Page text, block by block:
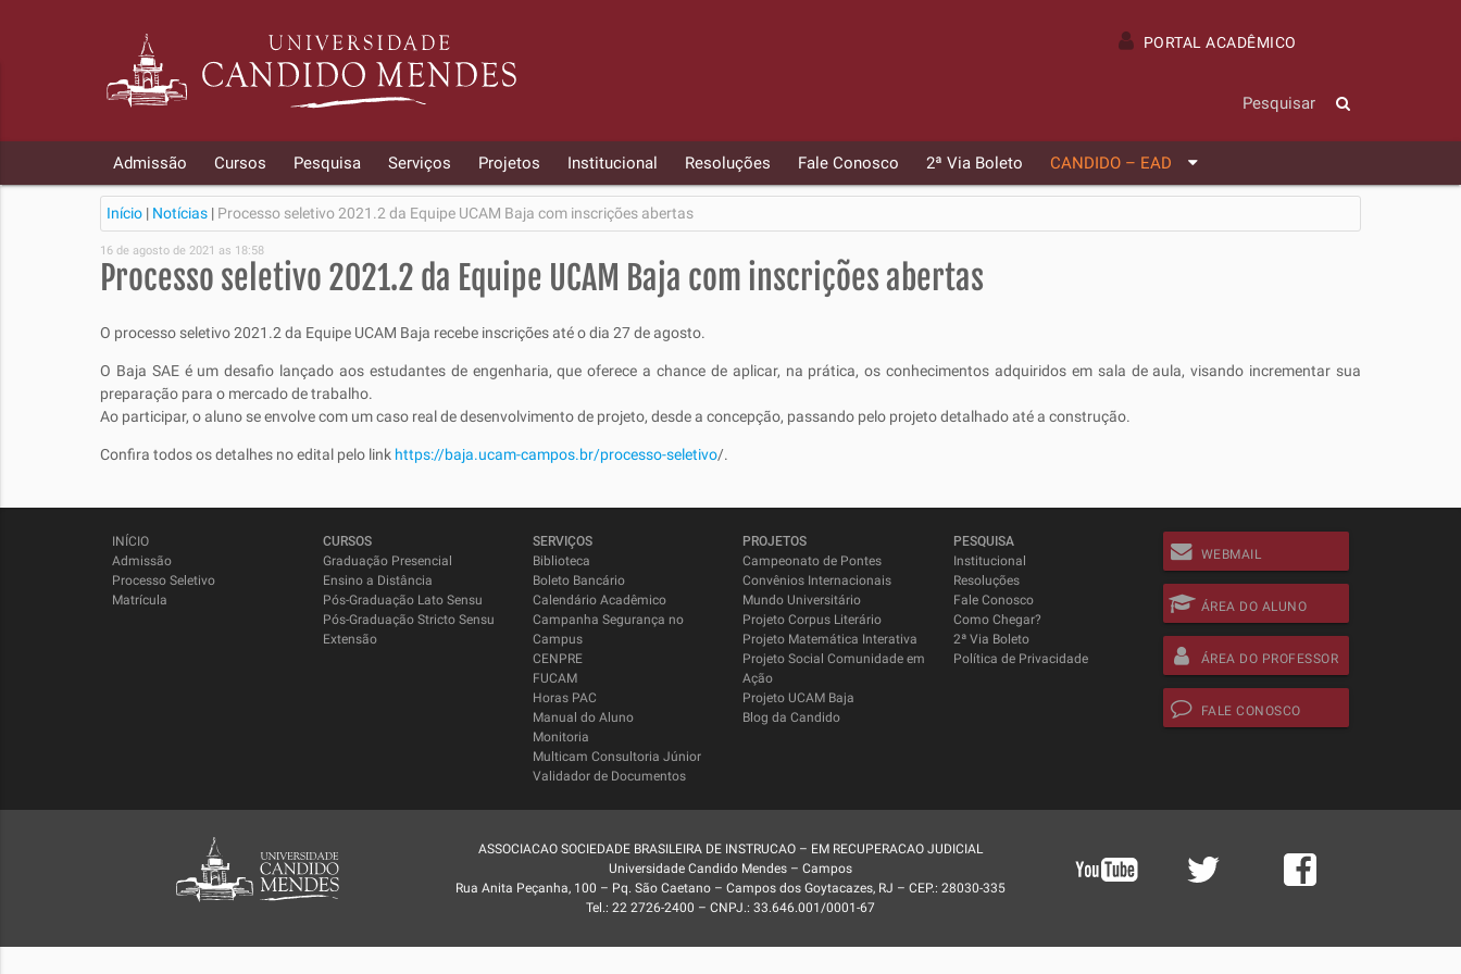
PORTAL ACADÊMICO
Admissão Cursos Pesquisa Serviços Projetos Institucional Resoluções Fale Conosco 2ª Via Boleto CANDIDO – EAD
Início | Notícias | Processo seletivo 2021.2 da Equipe UCAM Baja com inscrições abertas
16 de agosto de 2021 as 18:58
Processo seletivo 2021.2 da Equipe UCAM Baja com inscrições abertas
O processo seletivo 2021.2 da Equipe UCAM Baja recebe inscrições até o dia 27 de agosto.
O Baja SAE é um desafio lançado aos estudantes de engenharia, que oferece a chance de aplicar, na prática, os conhecimentos adquiridos em sala de aula, visando incrementar sua
preparação para o mercado de trabalho.
Ao participar, o aluno se envolve com um caso real de desenvolvimento de projeto, desde a concepção, passando pelo projeto detalhado até a construção.
Confira todos os detalhes no edital pelo link https://baja.ucam-campos.br/processo-seletivo/.
INÍCIO
Admissão
Processo Seletivo
Matrícula
CURSOS
Graduação Presencial
Ensino a Distância
Pós-Graduação Lato Sensu
Pós-Graduação Stricto Sensu
Extensão
SERVIÇOS
Biblioteca
Boleto Bancário
Calendário Acadêmico
Campanha Segurança no
Campus
CENPRE
FUCAM
Horas PAC
Manual do Aluno
Monitoria
Multicam Consultoria Júnior
Validador de Documentos
PROJETOS
Campeonato de Pontes
Convênios Internacionais
Mundo Universitário
Projeto Corpus Literário
Projeto Matemática Interativa
Projeto Social Comunidade em
Ação
Projeto UCAM Baja
Blog da Candido
PESQUISA
Institucional
Resoluções
Fale Conosco
Como Chegar?
2ª Via Boleto
Política de Privacidade
WEBMAIL
ÁREA DO ALUNO
ÁREA DO PROFESSOR
FALE CONOSCO
ASSOCIACAO SOCIEDADE BRASILEIRA DE INSTRUCAO – EM RECUPERACAO JUDICIAL
Universidade Candido Mendes – Campos
Rua Anita Peçanha, 100 – Pq. São Caetano – Campos dos Goytacazes, RJ – CEP.: 28030-335
Tel.: 22 2726-2400 – CNPJ.: 33.646.001/0001-67